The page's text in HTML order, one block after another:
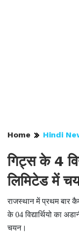
Home Hindi
गिट्स के 4
लिमिटेड में
राजस्थान में प्रथम बार
के 04 विद्यार्थियो का
चयन।